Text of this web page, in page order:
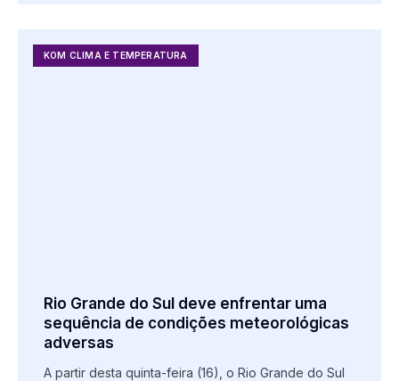
KOM CLIMA E TEMPERATURA
Rio Grande do Sul deve enfrentar uma
sequência de condições meteorológicas
adversas
A partir desta quinta-feira (16), o Rio Grande do Sul